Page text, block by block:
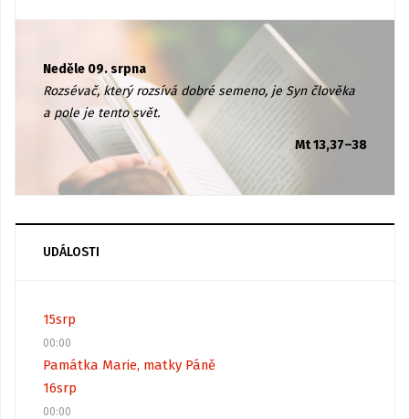
Neděle 09. srpna
Rozsévač, který rozsívá dobré semeno, je Syn člověka
a pole je tento svět.
Mt 13,37–38
UDÁLOSTI
15srp
00:00
Památka Marie, matky Páně
16srp
00:00